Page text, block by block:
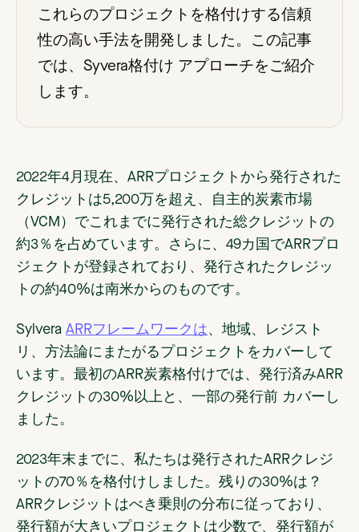
これらのプロジェクトを格付けする信頼
性の高い手法を開発しました。この記事
では、Syvera格付け アプローチをご紹介
します。
2022年4月現在、ARRプロジェクトから発行された
クレジットは5,200万を超え、自主的炭素市場
（VCM）でこれまでに発行された総クレジットの
約3％を占めています。さらに、49カ国でARRプロ
ジェクトが登録されており、発行されたクレジッ
トの約40%は南米からのものです。
Sylvera ARRフレームワークは、地域、レジスト
リ、方法論にまたがるプロジェクトをカバーして
います。最初のARR炭素格付けでは、発行済みARR
クレジットの30%以上と、一部の発行前 カバーし
ました。
2023年末までに、私たちは発行されたARRクレジ
ットの70％を格付けしました。残りの30%は？
ARRクレジットはべき乗則の分布に従っており、
発行額が大きいプロジェクトは少数で、発行額が